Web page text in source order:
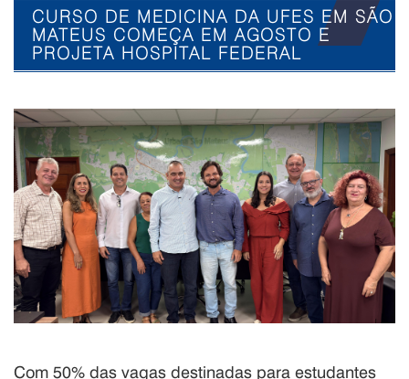
CURSO DE MEDICINA DA UFES EM SÃO
MATEUS COMEÇA EM AGOSTO E
PROJETA HOSPITAL FEDERAL
Com 50% das vagas destinadas para estudantes